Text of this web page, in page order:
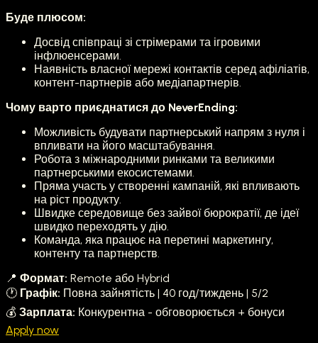
Буде плюсом:
Досвід співпраці зі стрімерами та ігровими
інфлюенсерами.
Наявність власної мережі контактів серед афіліатів,
контент-партнерів або медіапартнерів.
Чому варто приєднатися до NeverEnding:
Можливість будувати партнерський напрям з нуля і
впливати на його масштабування.
Робота з міжнародними ринками та великими
партнерськими екосистемами.
Пряма участь у створенні кампаній, які впливають
на ріст продукту.
Швидке середовище без зайвої бюрократії, де ідеї
швидко переходять у дію.
Команда, яка працює на перетині маркетингу,
контенту та партнерств.
📍 Формат: Remote або Hybrid
🕐 Графік: Повна зайнятість | 40 год/тиждень | 5/2
💰 Зарплата: Конкурентна - обговорюється + бонуси
Apply now